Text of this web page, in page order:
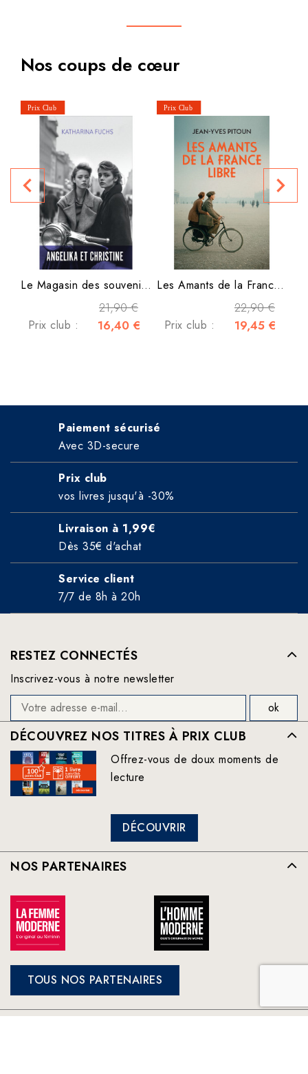
Nos coups de cœur
Le Magasin des souvenirs -...
21,90 €
Prix club : 16,40 €
Les Amants de la France libre
22,90 €
Prix club : 19,45 €
navigate_before navigate_next
Paiement sécurisé
Avec 3D-secure
Prix club
vos livres jusqu'à -30%
Livraison à 1,99€
Dès 35€ d'achat
Service client
7/7 de 8h à 20h
RESTEZ CONNECTÉS
Inscrivez-vous à notre newsletter
DÉCOUVREZ NOS TITRES À PRIX CLUB
Offrez-vous de doux moments de
lecture
DÉCOUVRIR
NOS PARTENAIRES
TOUS NOS PARTENAIRES